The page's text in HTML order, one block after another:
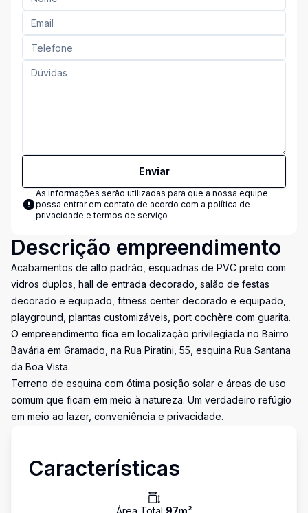
Enviar
As informações serão utilizadas para que a nossa equipe
possa entrar em contato de acordo com a política de
privacidade e termos de serviço
Descrição empreendimento
Acabamentos de alto padrão, esquadrias de PVC preto com
vidros duplos, hall de entrada decorado, salão de festas
decorado e equipado, fitness center decorado e equipado,
playground, plantas customizáveis, port cochère com guarita.
O empreendimento fica em localização privilegiada no Bairro
Bavária em Gramado, na Rua Piratini, 55, esquina Rua Santana
da Boa Vista.
Terreno de esquina com ótima posição solar e áreas de uso
comum que ficam em meio à natureza. Um verdadeiro refúgio
em meio ao lazer, conveniência e privacidade.
Características
Área Total 97m²